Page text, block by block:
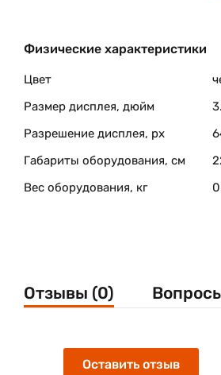
Физические характеристики
Цвет
Размер дисплея, дюйм
Разрешение дисплея, px
Габариты оборудования, см
Вес оборудования, кг
Отзывы (0)
Оставить отзыв